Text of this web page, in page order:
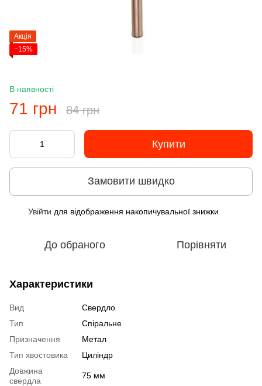
Акція
−15%
В наявності
71 грн 84 грн
Купити
Замовити швидко
Увійти для відображення накопичувальної знижки
До обраного Порівняти
Характеристики
Вид
Свердло
Тип
Спіральне
Призначення
Метал
Тип хвостовика
Циліндр
Довжина
свердла
75 мм